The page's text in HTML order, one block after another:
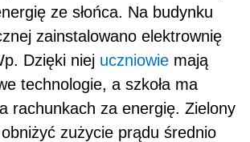
ze słońca. Na budynku
zainstalowano elektrownię
Dzięki niej uczniowie mają
technologie, a szkoła ma
rachunkach za energię. Zielony
zużycie prądu średnio